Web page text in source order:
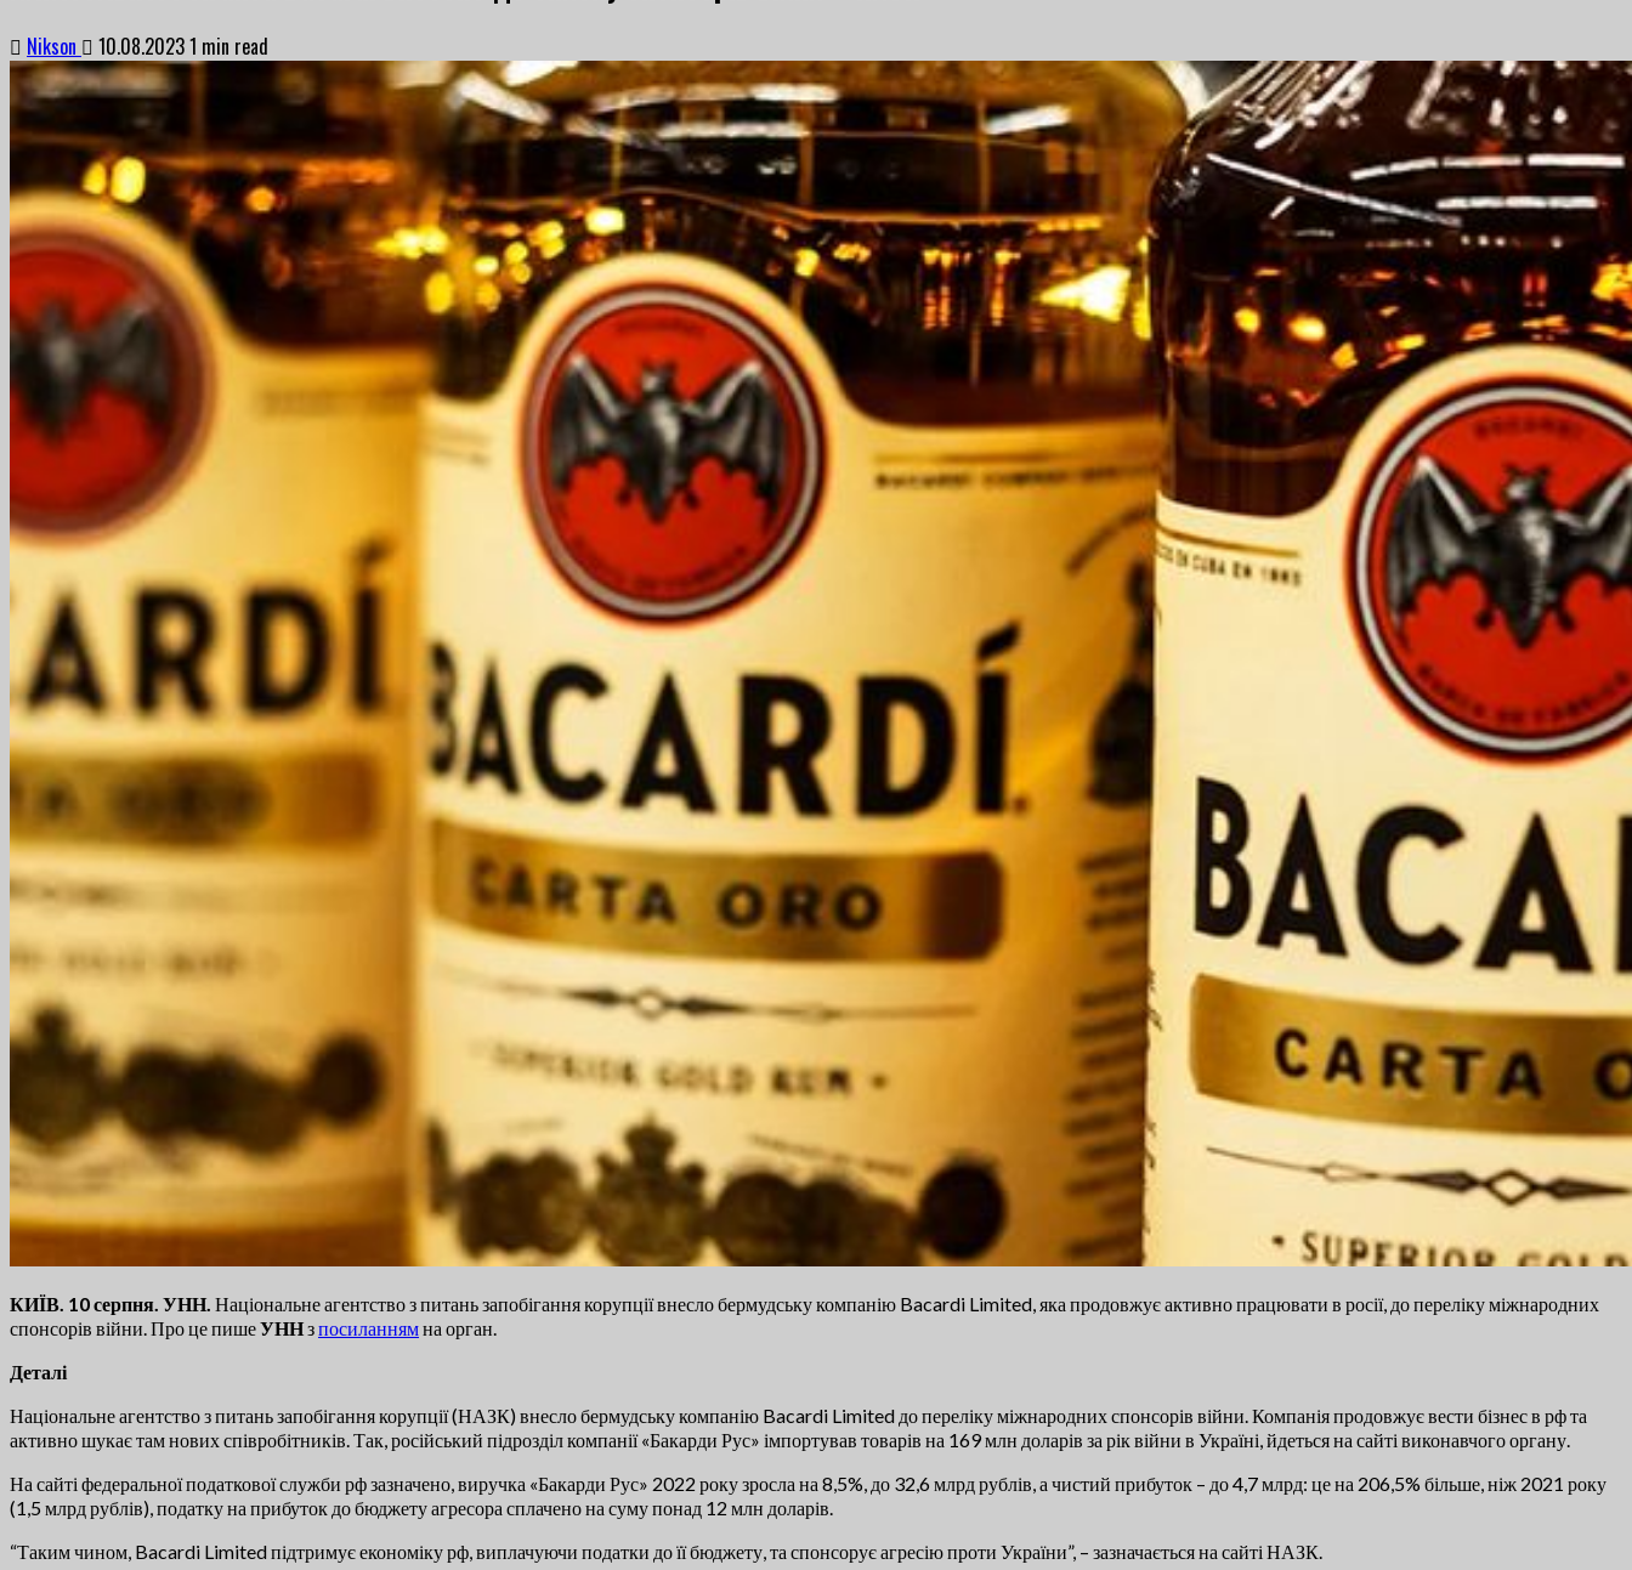
Nikson 10.08.20231 min read
КИЇВ. 10 серпня. УНН. Національне агентство з питань запобігання корупції внесло бермудську компанію Bacardi Limited, яка продовжує активно працювати в росії, до переліку міжнародних
спонсорів війни. Про це пишеУННзпосиланнямна орган.
Деталі
Національне агентство з питань запобігання корупції (НАЗК) внесло бермудську компанію Bacardi Limited до переліку міжнародних спонсорів війни. Компанія продовжує вести бізнес в рф та
активно шукає там нових співробітників. Так, російський підрозділ компанії «Бакарди Рус» імпортував товарів на 169 млн доларів за рік війни в Україні, йдеться на сайті виконавчого органу.
На сайті федеральної податкової служби рф зазначено, виручка «Бакарди Рус» 2022 року зросла на 8,5%, до 32,6 млрд рублів, а чистий прибуток – до 4,7 млрд: це на 206,5% більше, ніж 2021 року
(1,5 млрд рублів), податку на прибуток до бюджету агресора сплачено на суму понад 12 млн доларів.
“Таким чином, Bacardi Limited підтримує економіку рф, виплачуючи податки до її бюджету, та спонсорує агресію проти України”, – зазначається на сайті НАЗК.